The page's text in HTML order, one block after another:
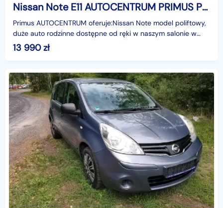
Nissan Note E11 AUTOCENTRUM PRIMUS POLECA NA GRATCE
Primus AUTOCENTRUM oferuje:Nissan Note model poliftowy,
duże auto rodzinne dostępne od ręki w naszym salonie w
Chodzieży przy ul. Kochanowskiego 36Pojemność i m
13 990zł